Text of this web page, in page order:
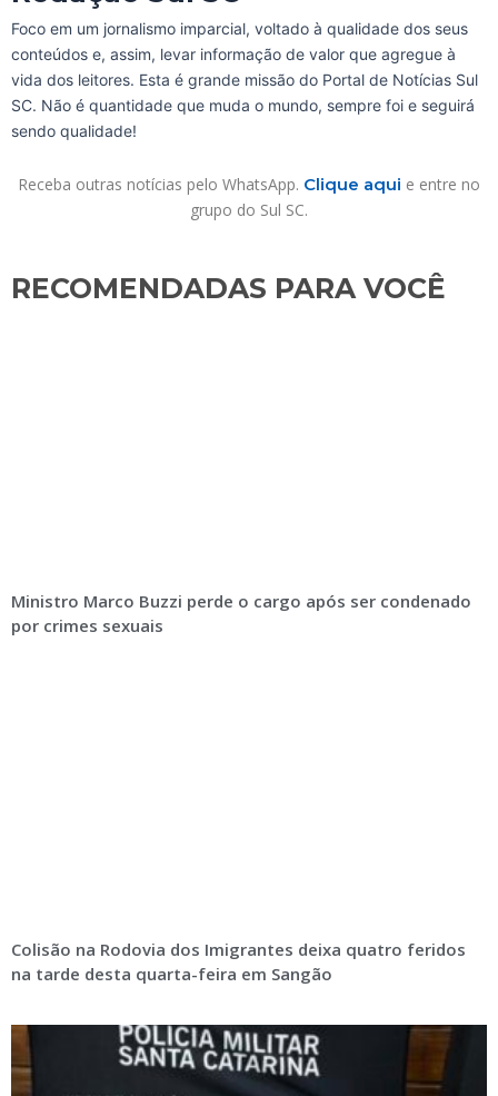
Foco em um jornalismo imparcial, voltado à qualidade dos seus
conteúdos e, assim, levar informação de valor que agregue à
vida dos leitores. Esta é grande missão do Portal de Notícias Sul
SC. Não é quantidade que muda o mundo, sempre foi e seguirá
sendo qualidade!
Receba outras notícias pelo WhatsApp. Clique aqui e entre no
grupo do Sul SC.
RECOMENDADAS PARA VOCÊ​
Ministro Marco Buzzi perde o cargo após ser condenado
por crimes sexuais
Colisão na Rodovia dos Imigrantes deixa quatro feridos
na tarde desta quarta-feira em Sangão